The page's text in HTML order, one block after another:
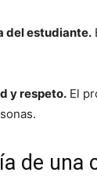
del estudiante.
y respeto. El
de una